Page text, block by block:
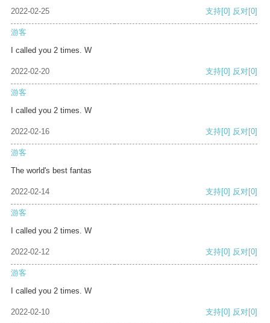
2022-02-25 支持[0] 反对[0]
游客
I called you 2 times. W
2022-02-20 支持[0] 反对[0]
游客
I called you 2 times. W
2022-02-16 支持[0] 反对[0]
游客
The world's best fantas
2022-02-14 支持[0] 反对[0]
游客
I called you 2 times. W
2022-02-12 支持[0] 反对[0]
游客
I called you 2 times. W
2022-02-10 支持[0] 反对[0]